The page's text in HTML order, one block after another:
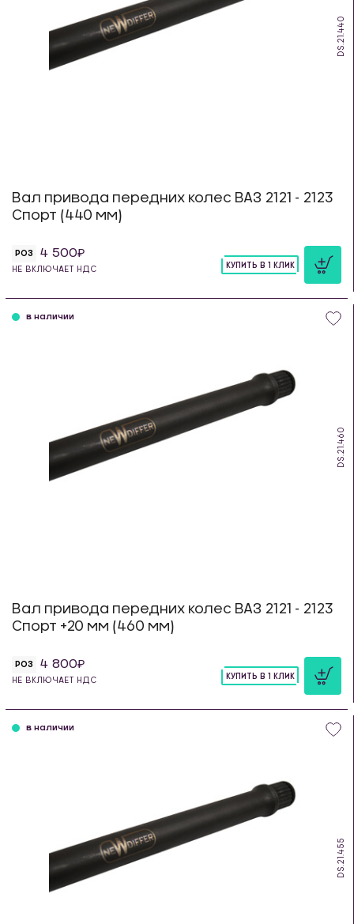
DS.21.440
Вал привода передних колес ВАЗ 2121 - 2123
Спорт (440 мм)
РОЗ 4 500
НЕ ВКЛЮЧАЕТ НДС
КУПИТЬ В 1 КЛИК
DS.21.460
в наличии
Вал привода передних колес ВАЗ 2121 - 2123
Спорт +20 мм (460 мм)
РОЗ 4 800
НЕ ВКЛЮЧАЕТ НДС
КУПИТЬ В 1 КЛИК
DS.21.455
в наличии